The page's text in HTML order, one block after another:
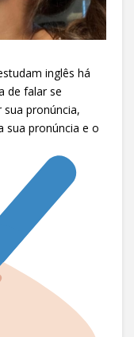
inglês há
de falar se
pronúncia,
sua pronúncia e o